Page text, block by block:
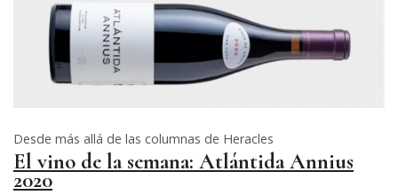
Desde más allá de las columnas de Heracles
El vino de la semana: Atlántida Annius
2020